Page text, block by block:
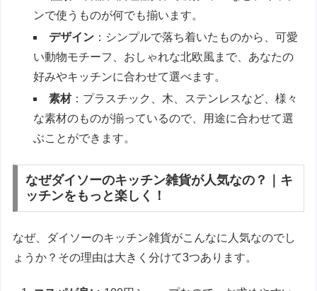
ンで使うものが何でも揃います。
デザイン ：シンプルで落ち着いたものから、可愛
い動物モチーフ、おしゃれな北欧風まで、あなたの
好みやキッチンに合わせて選べます。
素材：プラスチック、木、ステンレスなど、様々
な素材のものが揃っているので、用途に合わせて選
ぶことができます。
なぜダイソーのキッチン雑貨が人気なの？｜キ
ッチンをもっと楽しく！
なぜ、ダイソーのキッチン雑貨がこんなに人気なのでし
ょうか？その理由は大きく分けて3つあります。